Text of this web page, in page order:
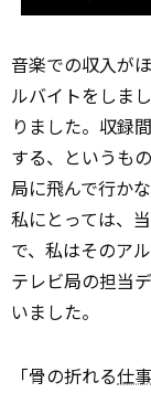
音楽での収入が
ルバイトをしま
りました。収録
する、というも
局に飛んで行か
私にとっては、
で、私はそのア
テレビ局の担当
いました。
「骨の折れる仕事